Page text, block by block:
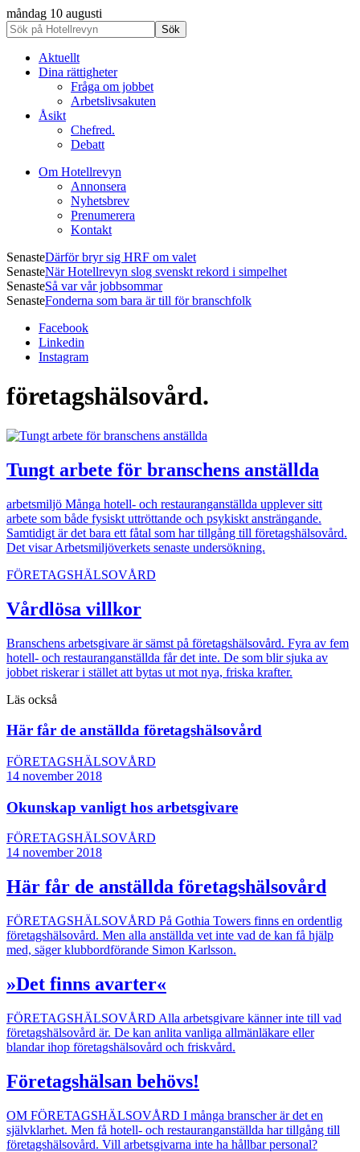
måndag 10 augusti
Aktuellt
Dina rättigheter
Fråga om jobbet
Arbetslivsakuten
Åsikt
Chefred.
Debatt
Om Hotellrevyn
Annonsera
Nyhetsbrev
Prenumerera
Kontakt
SenasteDärför bryr sig HRF om valet
SenasteNär Hotellrevyn slog svenskt rekord i simpelhet
SenasteSå var vår jobbsommar
SenasteFonderna som bara är till för branschfolk
Facebook
Linkedin
Instagram
företagshälsovård.
Tungt arbete för branschens anställda
arbetsmiljö Många hotell- och restauranganställda upplever sitt
arbete som både fysiskt uttröttande och psykiskt ansträngande.
Samtidigt är det bara ett fåtal som har tillgång till företagshälsovård.
Det visar Arbetsmiljöverkets senaste undersökning.
FÖRETAGSHÄLSOVÅRD
Vårdlösa villkor
Branschens arbetsgivare är sämst på företagshälsovård. Fyra av fem
hotell- och restauranganställda får det inte. De som blir sjuka av
jobbet riskerar i stället att bytas ut mot nya, friska krafter.
Läs också
Här får de anställda företagshälsovård
FÖRETAGSHÄLSOVÅRD
14 november 2018
Okunskap vanligt hos arbetsgivare
FÖRETAGSHÄLSOVÅRD
14 november 2018
Här får de anställda företagshälsovård
FÖRETAGSHÄLSOVÅRD På Gothia Towers finns en ordentlig
företagshälsovård. Men alla anställda vet inte vad de kan få hjälp
med, säger klubbordförande Simon Karlsson.
»Det finns avarter«
FÖRETAGSHÄLSOVÅRD Alla arbetsgivare känner inte till vad
företagshälsovård är. De kan anlita vanliga allmänläkare eller
blandar ihop företagshälsovård och friskvård.
Företagshälsan behövs!
OM FÖRETAGSHÄLSOVÅRD I många branscher är det en
självklarhet. Men få hotell- och restauranganställda har tillgång till
företagshälsovård. Vill arbetsgivarna inte ha hållbar personal?